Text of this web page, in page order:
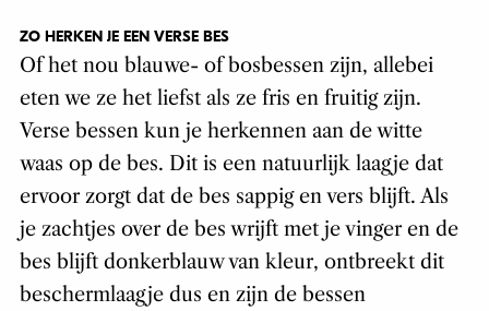
ZO HERKEN JE EEN VERSE BES
Of het nou blauwe- of bosbessen zijn, allebei
eten we ze het liefst als ze fris en fruitig zijn.
Verse bessen kun je herkennen aan de witte
waas op de bes. Dit is een natuurlijk laagje dat
ervoor zorgt dat de bes sappig en vers blijft. Als
je zachtjes over de bes wrijft met je vinger en de
bes blijft donkerblauw van kleur, ontbreekt dit
beschermlaagje dus en zijn de bessen